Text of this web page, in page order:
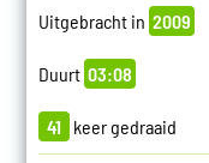
Uitgebracht in 2009
Duurt 03:08
41 keer gedraaid